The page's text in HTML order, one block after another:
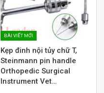
BÀI VIẾT MỚI
Kẹp đinh nội tủy chữ T,
Steinmann pin handle
Orthopedic Surgical
Instrument Vet…